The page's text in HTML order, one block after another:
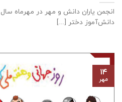
دانش‌آموز دختر [...]
۱۴
مهر